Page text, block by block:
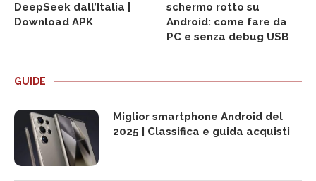
DeepSeek dall’Italia |
Download APK
schermo rotto su
Android: come fare da
PC e senza debug USB
GUIDE
Miglior smartphone Android del
2025 | Classifica e guida acquisti